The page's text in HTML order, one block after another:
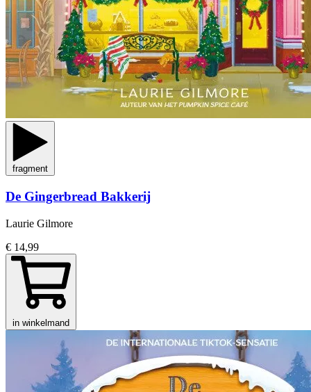
fragment
De Gingerbread Bakkerij
Laurie Gilmore
€ 14,99
in winkelmand